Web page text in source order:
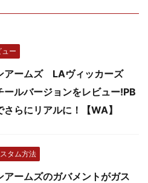
ュー
アームズ LAヴィッカーズ
ールバージョンをレビュー!PB
さらにリアルに！【WA】
タム方法
アームズのガバメントがガス